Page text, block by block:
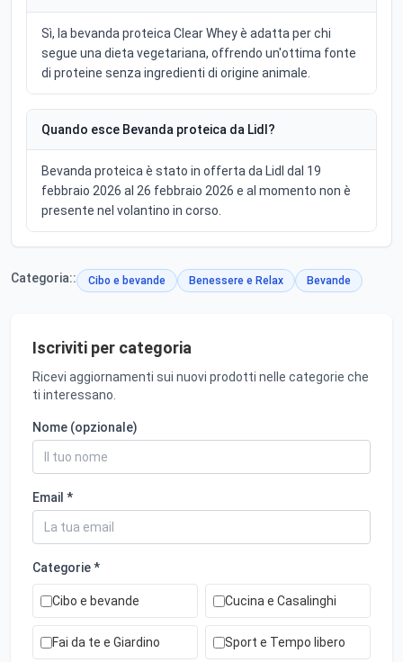
Sì, la bevanda proteica Clear Whey è adatta per chi
segue una dieta vegetariana, offrendo un'ottima fonte
di proteine senza ingredienti di origine animale.
Quando esce Bevanda proteica da Lidl?
Bevanda proteica è stato in offerta da Lidl dal 19
febbraio 2026 al 26 febbraio 2026 e al momento non è
presente nel volantino in corso.
Categoria:: Cibo e bevande Benessere e Relax Bevande
Iscriviti per categoria
Ricevi aggiornamenti sui nuovi prodotti nelle categorie che
ti interessano.
Nome (opzionale)
Email *
Categorie *
Cibo e bevande Cucina e Casalinghi
Fai da te e Giardino Sport e Tempo libero